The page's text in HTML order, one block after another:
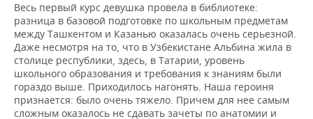
Весь первый курс девушка провела в библиотеке:
разница в базовой подготовке по школьным предметам
между Ташкентом и Казанью оказалась очень серьезной.
Даже несмотря на то, что в Узбекистане Альбина жила в
столице республики, здесь, в Татарии, уровень
школьного образования и требования к знаниям были
гораздо выше. Приходилось нагонять. Наша героиня
признается: было очень тяжело. Причем для нее самым
сложным оказалось не сдавать зачеты по анатомии и